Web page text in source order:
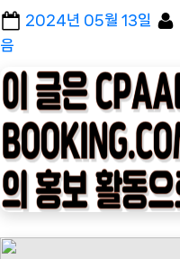
Posted
2024년 05월 13일
음